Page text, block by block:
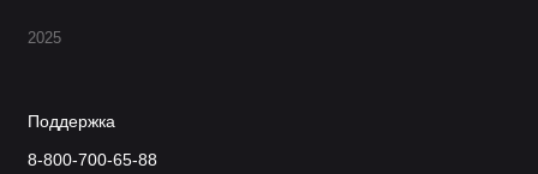
2025
Поддержка
8-800-700-65-88